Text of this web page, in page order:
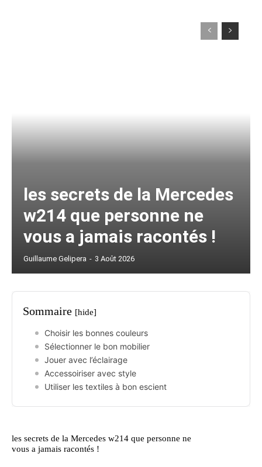
les secrets de la Mercedes
w214 que personne ne
vous a jamais racontés !
Guillaume Gelipera - 3 Août 2026
Sommaire [hide]
Choisir les bonnes couleurs
Sélectionner le bon mobilier
Jouer avec l’éclairage
Accessoiriser avec style
Utiliser les textiles à bon escient
les secrets de la Mercedes w214 que personne ne
vous a jamais racontés !